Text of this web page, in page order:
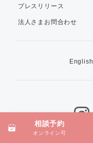
相談予約
オンライン可
プレスリリース
法人さまお問合わせ
English